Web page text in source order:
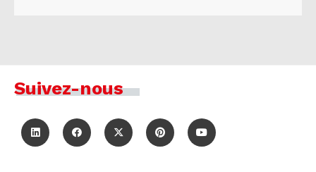
Suivez-nous